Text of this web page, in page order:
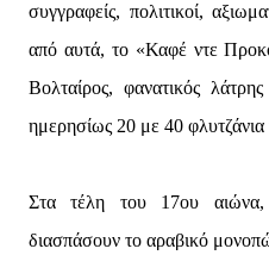
συγγραφείς, πολιτικοί,
από αυτά, το «Καφέ ντε
Βολταίρος, φανατικός
ημερησίως 20 με 40
Στα τέλη του 17ου
διασπάσουν το αραβικό